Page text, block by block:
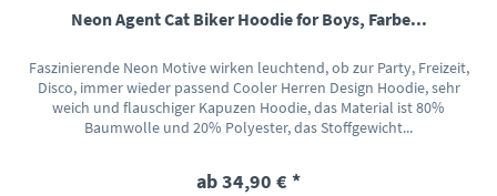
Neon Agent Cat Biker Hoodie for Boys, Farbe...
Faszinierende Neon Motive wirken leuchtend, ob zur Party, Freizeit,
Disco, immer wieder passend Cooler Herren Design Hoodie, sehr
weich und flauschiger Kapuzen Hoodie, das Material ist 80%
Baumwolle und 20% Polyester, das Stoffgewicht...
ab 34,90 € *